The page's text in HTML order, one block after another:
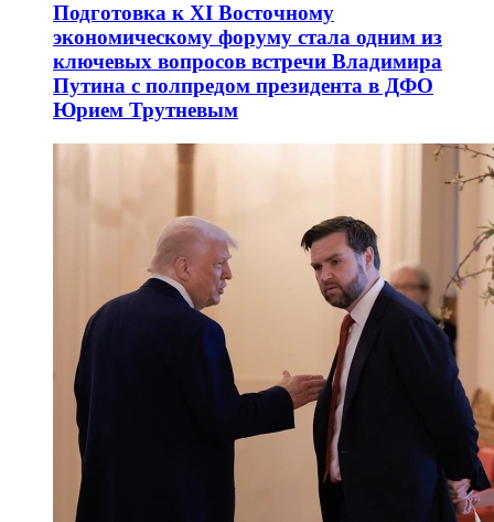
Подготовка к XI Восточному
экономическому форуму стала одним из
ключевых вопросов встречи Владимира
Путина с полпредом президента в ДФО
Юрием Трутневым